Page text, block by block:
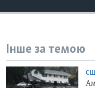
Інше за темою